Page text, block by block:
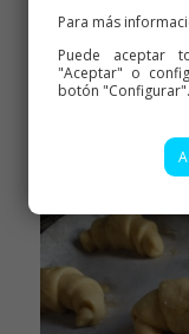
E ir
Para más
Puede aceptar
"Aceptar" o
botón "Configurar".